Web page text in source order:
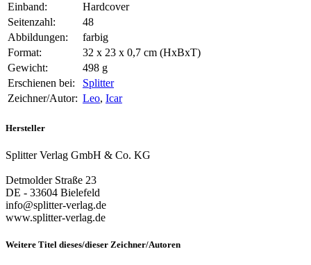
Einband:
Hardcover
Seitenzahl:
48
Abbildungen:
farbig
Format:
32 x 23 x 0,7 cm (HxBxT)
Gewicht:
498 g
Erschienen bei:
Splitter
Zeichner/Autor: Leo, Icar
Hersteller
Splitter Verlag GmbH & Co. KG
Detmolder Straße 23
DE - 33604 Bielefeld
info@splitter-verlag.de
www.splitter-verlag.de
Weitere Titel dieses/dieser Zeichner/Autoren